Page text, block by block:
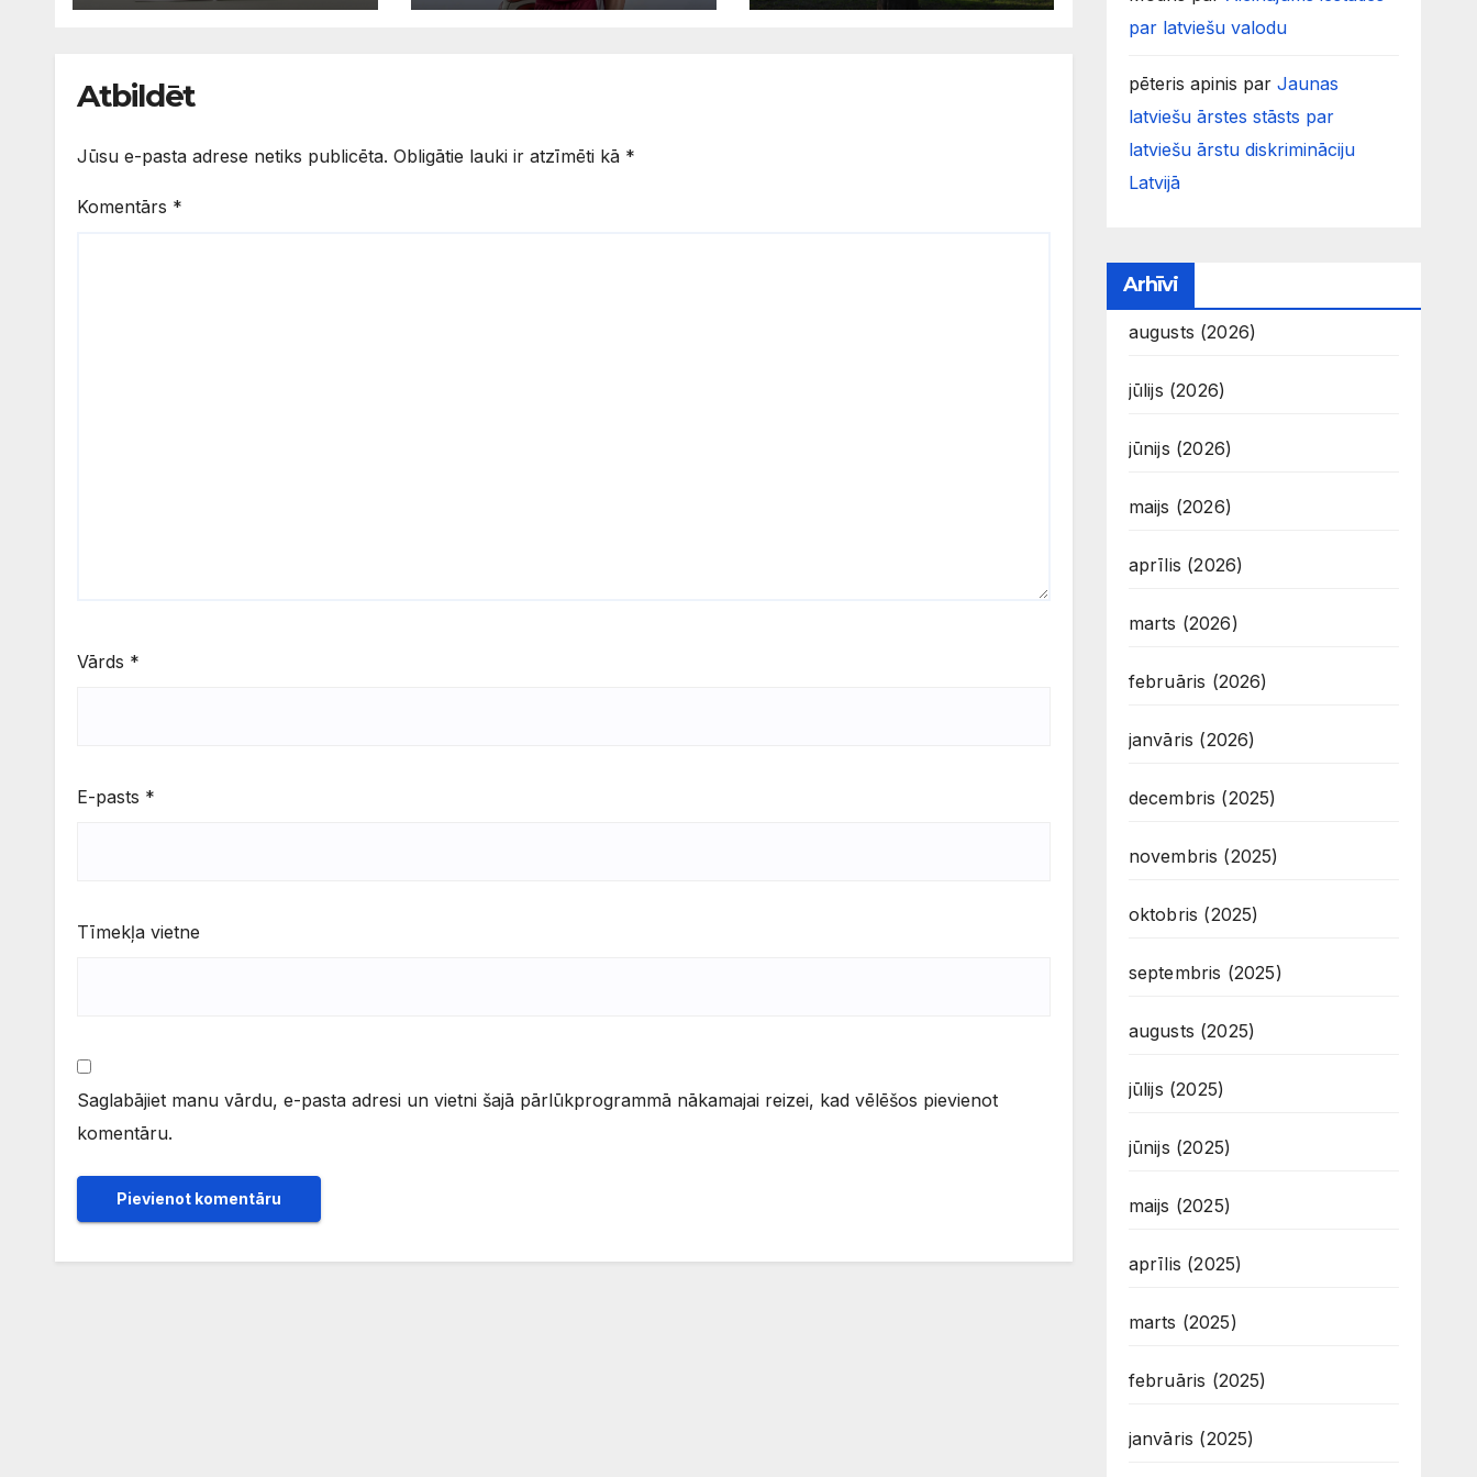
apgūst latviešu
migrācijas
Atbildēt
Jūsu e-pasta adrese netiks publicēta. Obligātie lauki ir atzīmēti kā *
Komentārs *
Vārds *
E-pasts *
Tīmekļa vietne
Saglabājiet manu vārdu, e-pasta adresi un vietni šajā pārlūkprogrammā nākamajai reizei, kad vēlēšos pievienot
komentāru.
par latviešu valodu
pēteris apinis par Jaunas
latviešu ārstes stāsts par
latviešu ārstu diskrimināciju
Latvijā
Arhīvi
augusts (2026)
jūlijs (2026)
jūnijs (2026)
maijs (2026)
aprīlis (2026)
marts (2026)
februāris (2026)
janvāris (2026)
decembris (2025)
novembris (2025)
oktobris (2025)
septembris (2025)
augusts (2025)
jūlijs (2025)
jūnijs (2025)
maijs (2025)
aprīlis (2025)
marts (2025)
februāris (2025)
janvāris (2025)